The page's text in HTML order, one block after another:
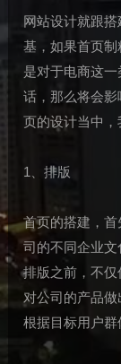
网站设计就跟
基，如果首页
是对于电商这
话，那么将会
页的设计当中，
1、排版
首页的搭建，
司的不同企业
排版之前，不
对公司的产品
根据目标用户群